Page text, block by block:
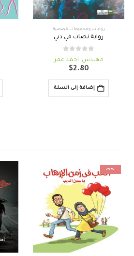
روايات ومجموعات قصصية
رواية نصاب في دبي
0
مهندس. أحمد عمر
$2.80
إضافة إلى السلة
-25%